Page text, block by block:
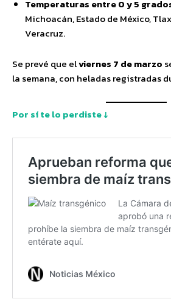
Temperaturas entre 0 y 5
Michoacán, Estado de México,
Veracruz.
Se prevé que elviernes 7 de marzo
la semana, con heladas registradas
Por sí te lo perdiste ↓